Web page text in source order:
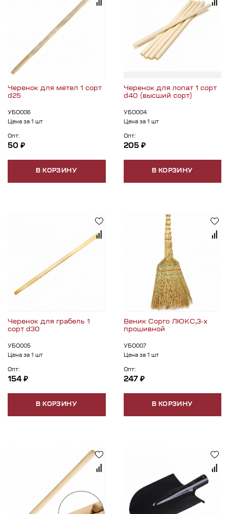
Черенок для метел 1 сорт
d25
УБО006
Цена за 1 шт
Опт:
50 ₽
В КОРЗИНУ
Черенок для лопат 1 сорт
d40 (высший сорт)
УБО004
Цена за 1 шт
Опт:
205 ₽
В КОРЗИНУ
Черенок для грабель 1
сорт d30
УБО005
Цена за 1 шт
Опт:
154 ₽
В КОРЗИНУ
Веник Сорго ЛЮКС,3-х
прошивной
УБО007
Цена за 1 шт
Опт:
247 ₽
В КОРЗИНУ